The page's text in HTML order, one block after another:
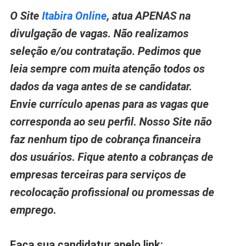
O Site Itabira Online, atua APENAS na
divulgação de vagas. Não realizamos
seleção e/ou contratação. Pedimos que
leia sempre com muita atenção todos os
dados da vaga antes de se candidatar.
Envie currículo apenas para as vagas que
corresponda ao seu perfil. Nosso Site não
faz nenhum tipo de cobrança financeira
dos usuários. Fique atento a cobranças de
empresas terceiras para serviços de
recolocação profissional ou promessas de
emprego.